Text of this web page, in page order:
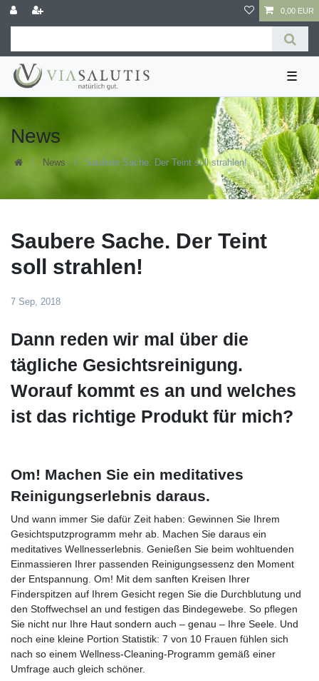
0,00 EUR
☰
News
News Saubere Sache. Der Teint soll strahlen!
Saubere Sache. Der Teint
soll strahlen!
7 Sep, 2018
Dann reden wir mal über die
tägliche Gesichtsreinigung.
Worauf kommt es an und welches
ist das richtige Produkt für mich?
Om! Machen Sie ein meditatives
Reinigungserlebnis daraus.
Und wann immer Sie dafür Zeit haben: Gewinnen Sie Ihrem
Gesichtsputzprogramm mehr ab. Machen Sie daraus ein
meditatives Wellnesserlebnis. Genießen Sie beim wohltuenden
Einmassieren Ihrer passenden Reinigungsessenz den Moment
der Entspannung. Om! Mit dem sanften Kreisen Ihrer
Finderspitzen auf Ihrem Gesicht regen Sie die Durchblutung und
den Stoffwechsel an und festigen das Bindegewebe. So pflegen
Sie nicht nur Ihre Haut sondern auch – genau – Ihre Seele. Und
noch eine kleine Portion Statistik: 7 von 10 Frauen fühlen sich
nach so einem Wellness-Cleaning-Programm gemäß einer
Umfrage auch gleich schöner.